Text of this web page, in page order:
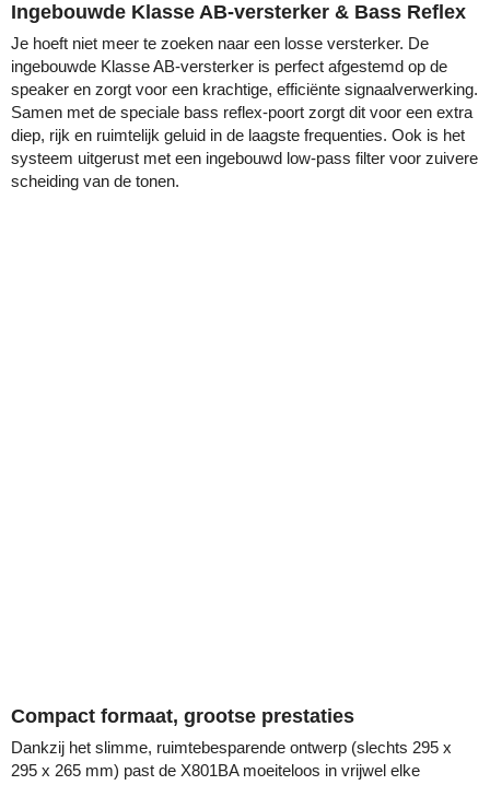
Ingebouwde Klasse AB-versterker & Bass Reflex
Je hoeft niet meer te zoeken naar een losse versterker. De
ingebouwde Klasse AB-versterker is perfect afgestemd op de
speaker en zorgt voor een krachtige, efficiënte signaalverwerking.
Samen met de speciale bass reflex-poort zorgt dit voor een extra
diep, rijk en ruimtelijk geluid in de laagste frequenties. Ook is het
systeem uitgerust met een ingebouwd low-pass filter voor zuivere
scheiding van de tonen.
Compact formaat, grootse prestaties
Dankzij het slimme, ruimtebesparende ontwerp (slechts 295 x
295 x 265 mm) past de X801BA moeiteloos in vrijwel elke